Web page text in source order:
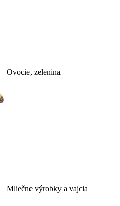
Ovocie, zelenina
Mliečne výrobky a vajcia